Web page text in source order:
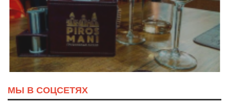
МЫ В СОЦСЕТЯХ